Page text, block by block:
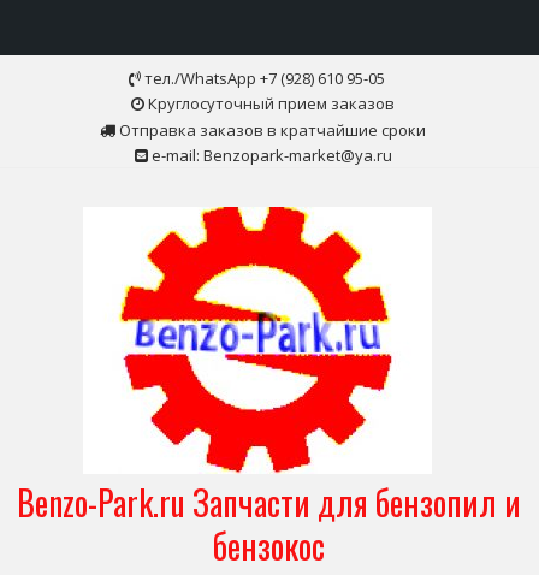
тел./WhatsApp +7 (928) 610 95-05
Круглосуточный прием заказов
Отправка заказов в кратчайшие сроки
e-mail: Benzopark-market@ya.ru
Benzo-Park.ru Запчасти для бензопил и
бензокос